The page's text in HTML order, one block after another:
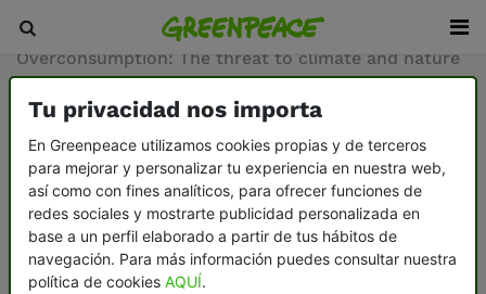
Inicio Sala de prensa / Documentos
Overconsumption: The threat to climate and nature
21-11-2022
Overconsumption:
The threat to
climate and nature
Tu privacidad nos importa
En Greenpeace utilizamos cookies propias y de terceros
para mejorar y personalizar tu experiencia en nuestra web,
así como con fines analíticos, para ofrecer funciones de
redes sociales y mostrarte publicidad personalizada en
base a un perfil elaborado a partir de tus hábitos de
navegación. Para más información puedes consultar nuestra
política de cookies AQUÍ.